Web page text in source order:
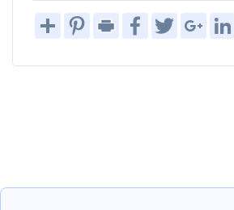
Share
PinterestPrint
FacebookTwitterGoogle+